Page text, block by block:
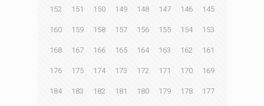
145
146
147
148
149
150
151
152
153
154
155
156
157
158
159
160
161
162
163
164
165
166
167
168
169
170
171
172
173
174
175
176
177
178
179
180
181
182
183
184